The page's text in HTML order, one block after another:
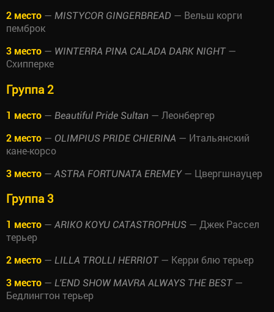
2 место — MISTYCOR GINGERBREAD — Вельш корги
пемброк
3 место — WINTERRA PINA CALADA DARK NIGHT—
Схипперке
Группа 2
1 место — Beautiful Pride Sultan — Леонбергер
2 место — OLIMPIUS PRIDE CHIERINA — Итальянский
кане-корсо
3 место — ASTRA FORTUNATA EREMEY— Цвергшнауцер
Группа 3
1 место — ARIKO KOYU CATASTROPHUS — Джек Рассел
терьер
2 место — LILLA TROLLI HERRIOT— Керри блю терьер
3 место — L'END SHOW MAVRA ALWAYS THE BEST—
Бедлингтон терьер